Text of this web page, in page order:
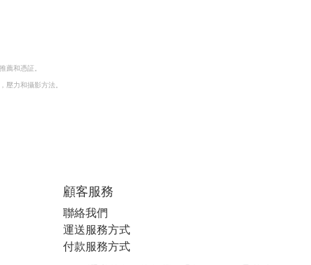
薦和憑証。
壓力和攝影方法。
顧客服務
聯絡我們
運送服務方式
付款服務方式